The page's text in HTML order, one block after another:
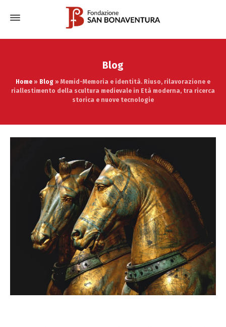
Blog
Home » Blog » Memid-Memoria e identità. Riuso, rilavorazione e
riallestimento della scultura medievale in Età moderna, tra ricerca
storica e nuove tecnologie